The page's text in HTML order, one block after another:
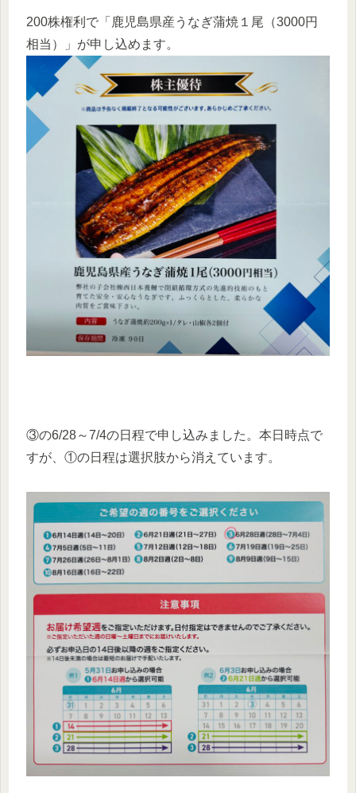
200株権利で「鹿児島県産うなぎ蒲焼１尾（3000円
相当）」が申し込めます。
③の6/28～7/4の日程で申し込みました。本日時点で
すが、①の日程は選択肢から消えています。